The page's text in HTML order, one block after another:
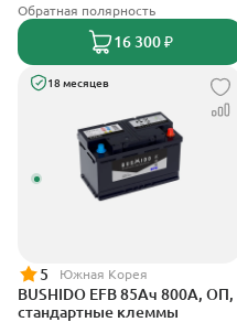
Обратная полярность
16 300 ₽
18 месяцев
5 Южная Корея
BUSHIDO EFB 85Ач 800А, ОП,
стандартные клеммы